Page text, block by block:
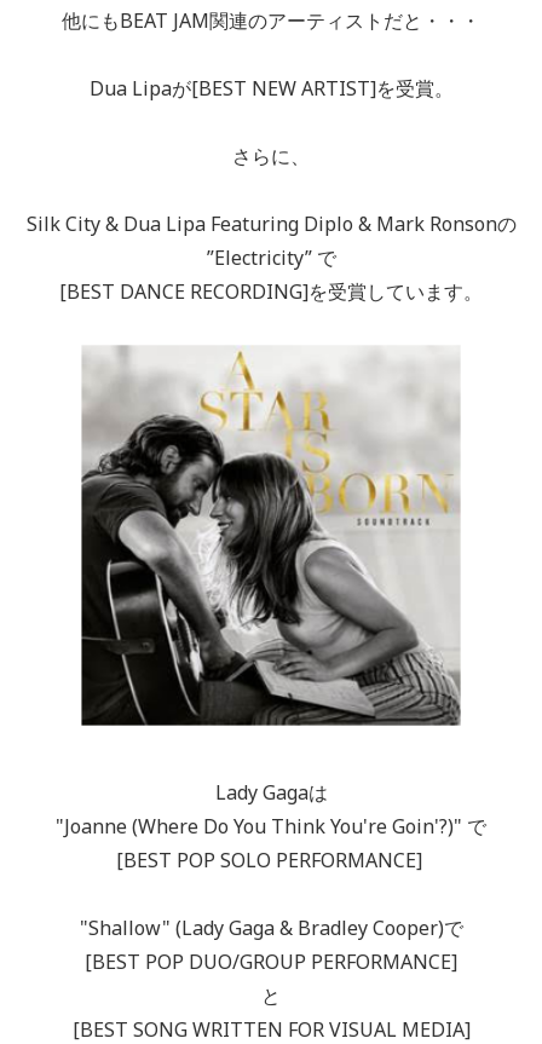
他にもBEAT JAM関連のアーティストだと・・・
Dua Lipaが[BEST NEW ARTIST]を受賞。
さらに、
Silk City & Dua Lipa Featuring Diplo & Mark Ronsonの
”Electricity” で
[BEST DANCE RECORDING]を受賞しています。
Lady Gagaは
"Joanne (Where Do You Think You're Goin'?)" で
[BEST POP SOLO PERFORMANCE]
"Shallow" (Lady Gaga & Bradley Cooper)で
[BEST POP DUO/GROUP PERFORMANCE]
と
[BEST SONG WRITTEN FOR VISUAL MEDIA]